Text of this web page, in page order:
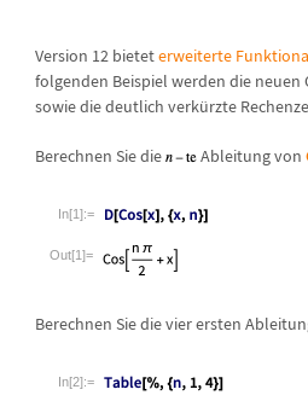
Version 12 bieteterweiterte
folgenden Beispiel werden die
sowie die deutlich verkürzte
Berechnen Sie die Ableitung von
In[1]:=
Out[1]=
Berechnen Sie die vier ersten
In[2]:=